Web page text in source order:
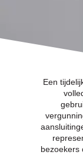
Een
bezoekers